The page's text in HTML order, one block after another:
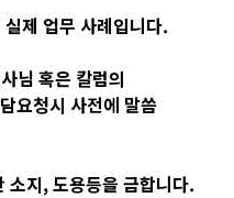
제 업무 사례입니다.
님 혹은 칼럼의
요청시 사전에 말씀
지, 도용등을 금합니다.